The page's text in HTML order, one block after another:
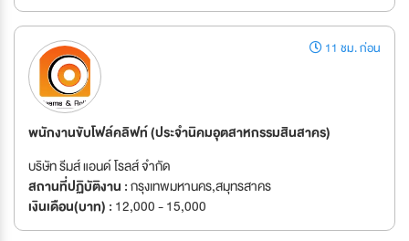
11 ชม. ก่อน
พนักงานขับโฟล์คลิฟท์ (ประจำนิคมอุตสาหกรรมสินสาคร)
บริษัท รีมส์ แอนด์ โรลส์ จำกัด
สถานที่ปฏิบัติงาน :กรุงเทพมหานคร,สมุทรสาคร
เงินเดือน(บาท) : 12,000 - 15,000